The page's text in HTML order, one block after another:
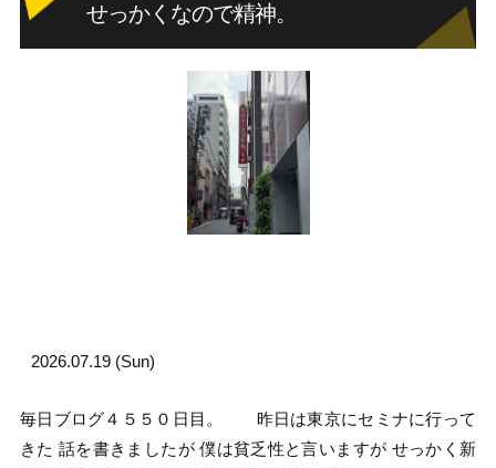
せっかくなので精神。
2026.07.19 (Sun)
毎日ブログ４５５０日目。 昨日は東京にセミナに行って
きた 話を書きましたが 僕は貧乏性と言いますが せっかく新